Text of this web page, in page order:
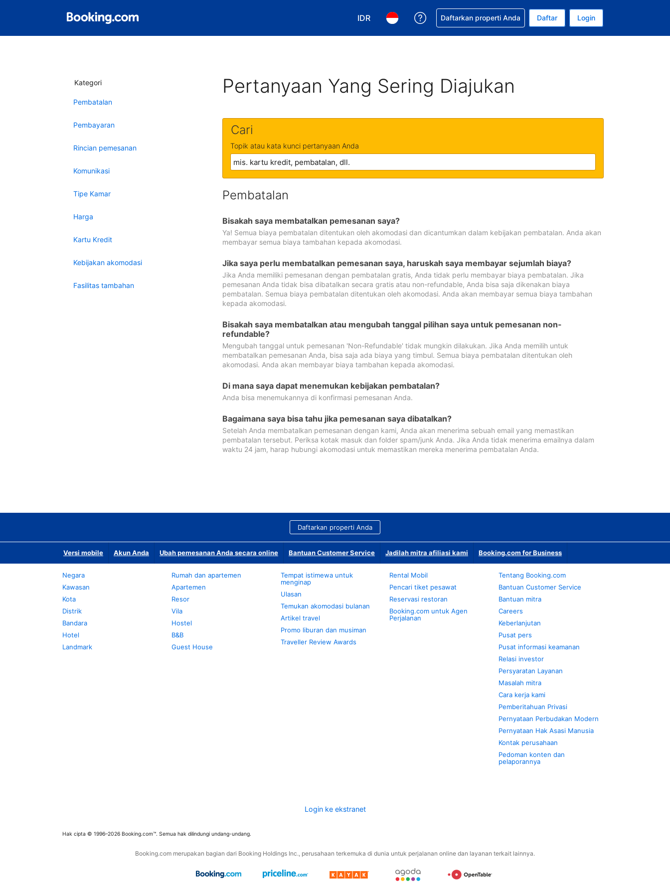
IDR
Pilih mata uang Anda. Mata uang Anda saat ini adalah Rupiah Indonesia
Pilih bahasa Anda. Bahasa Anda saat ini adalah Bahasa Indonesia
Dapatkan bantuan untuk pemesanan Anda
Daftarkan properti Anda Daftar Login
Kategori
Pembatalan
Pembayaran
Rincian pemesanan
Komunikasi
Tipe Kamar
Harga
Kartu Kredit
Kebijakan akomodasi
Fasilitas tambahan
Pertanyaan Yang Sering Diajukan
Cari
Topik atau kata kunci pertanyaan Anda
Pembatalan
Bisakah saya membatalkan pemesanan saya?
Ya! Semua biaya pembatalan ditentukan oleh akomodasi dan dicantumkan dalam kebijakan pembatalan. Anda akan
membayar semua biaya tambahan kepada akomodasi.
Jika saya perlu membatalkan pemesanan saya, haruskah saya membayar sejumlah biaya?
Jika Anda memiliki pemesanan dengan pembatalan gratis, Anda tidak perlu membayar biaya pembatalan. Jika
pemesanan Anda tidak bisa dibatalkan secara gratis atau non-refundable, Anda bisa saja dikenakan biaya
pembatalan. Semua biaya pembatalan ditentukan oleh akomodasi. Anda akan membayar semua biaya tambahan
kepada akomodasi.
Bisakah saya membatalkan atau mengubah tanggal pilihan saya untuk pemesanan non-
refundable?
Mengubah tanggal untuk pemesanan 'Non-Refundable' tidak mungkin dilakukan. Jika Anda memilih untuk
membatalkan pemesanan Anda, bisa saja ada biaya yang timbul. Semua biaya pembatalan ditentukan oleh
akomodasi. Anda akan membayar biaya tambahan kepada akomodasi.
Di mana saya dapat menemukan kebijakan pembatalan?
Anda bisa menemukannya di konfirmasi pemesanan Anda.
Bagaimana saya bisa tahu jika pemesanan saya dibatalkan?
Setelah Anda membatalkan pemesanan dengan kami, Anda akan menerima sebuah email yang memastikan
pembatalan tersebut. Periksa kotak masuk dan folder spam/junk Anda. Jika Anda tidak menerima emailnya dalam
waktu 24 jam, harap hubungi akomodasi untuk memastikan mereka menerima pembatalan Anda.
Daftarkan properti Anda
Versi mobile Akun Anda Ubah pemesanan Anda secara online Bantuan Customer Service Jadilah mitra afiliasi kami Booking.com for Business
Negara
Kawasan
Kota
Distrik
Bandara
Hotel
Landmark
Rumah dan apartemen
Apartemen
Resor
Vila
Hostel
B&B
Guest House
Tempat istimewa untuk
menginap
Ulasan
Temukan akomodasi bulanan
Artikel travel
Promo liburan dan musiman
Traveller Review Awards
Rental Mobil
Pencari tiket pesawat
Reservasi restoran
Booking.com untuk Agen
Perjalanan
Tentang Booking.com
Bantuan Customer Service
Bantuan mitra
Careers
Keberlanjutan
Pusat pers
Pusat informasi keamanan
Relasi investor
Persyaratan Layanan
Masalah mitra
Cara kerja kami
Pemberitahuan Privasi
Pernyataan Perbudakan Modern
Pernyataan Hak Asasi Manusia
Kontak perusahaan
Pedoman konten dan
pelaporannya
Login ke ekstranet
Hak cipta © 1996–2026 Booking.com™. Semua hak dilindungi undang-undang.
Booking.com merupakan bagian dari Booking Holdings Inc., perusahaan terkemuka di dunia untuk perjalanan online dan layanan terkait lainnya.